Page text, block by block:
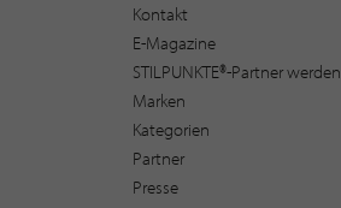
Kontakt
E-Magazine
STILPUNKTE®-Partner werden
Marken
Kategorien
Partner
Presse